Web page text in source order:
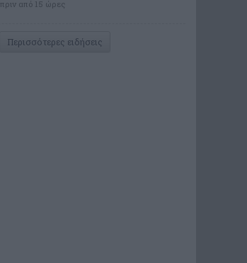
πριν από 15 ώρες
Περισσότερες ειδήσεις